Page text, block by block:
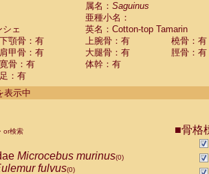
nigricollis (0)
oedipus
weddelli
spp.
trivirgatus
albifrons
nigrivittatus
boliviensis(0)
sciureus(0)
属名： Saguinus
亜種小名：
ェ
英名：Cotton-top Tamarin
下顎骨：有
上腕骨：有
橈骨：有
肩甲骨：有
大腿骨：有
脛骨：有
寛骨：有
体幹：有
足：有
表示中
or検索
Microcebus murinus(0)
fulvus(0)
■骨格